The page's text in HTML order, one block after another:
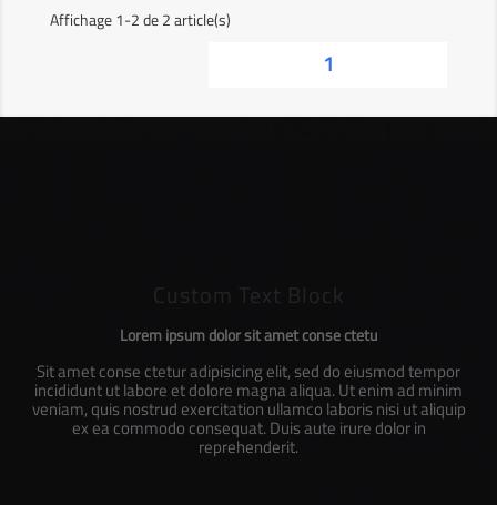
Affichage 1-2 de 2 article(s)
1
Custom Text Block
Lorem ipsum dolor sit amet conse ctetu
Sit amet conse ctetur adipisicing elit, sed do eiusmod tempor
incididunt ut labore et dolore magna aliqua. Ut enim ad minim
veniam, quis nostrud exercitation ullamco laboris nisi ut aliquip
ex ea commodo consequat. Duis aute irure dolor in
reprehenderit.